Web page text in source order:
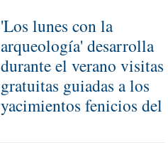
'Los lunes con la
arqueología' desarrolla
durante el verano visitas
gratuitas guiadas a los
yacimientos fenicios del